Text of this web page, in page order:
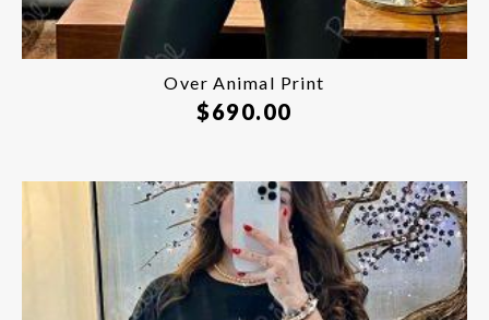
Over Animal Print
$690.00